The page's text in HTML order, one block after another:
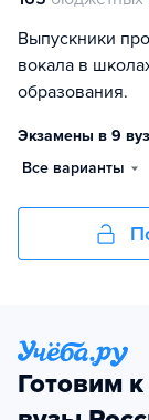
Выпускники
вокала в
образования.
Экзамены в 9
Все варианты
Готовим